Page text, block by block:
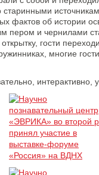
фактов об истории
пером и чернилами
гости
многие
интерактивно,